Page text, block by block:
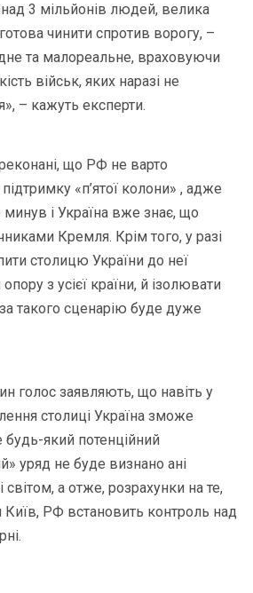
3 мільйонів людей, велика
чинити спротив ворогу, –
та малореальне, враховуючи
військ, яких наразі не
– кажуть експерти.
що РФ не варто
«п’ятої колони» , адже
минув і Україна вже знає, що
Кремля. Крім того, у разі
столицю України до неї
з усієї країни, й ізолювати
такого сценарію буде дуже
голос заявляють, що навіть у
столиці Україна зможе
будь-який потенційний
уряд не буде визнано ані
світом, а отже, розрахунки на те,
РФ встановить контроль над